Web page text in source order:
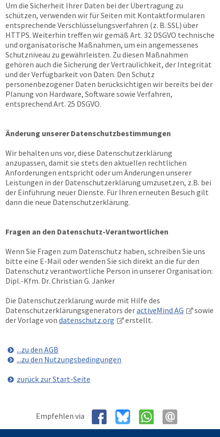
Um die Sicherheit Ihrer Daten bei der Übertragung zu
schützen, verwenden wir für Seiten mit Kontaktformularen
entsprechende Verschlüsselungsverfahren (z. B. SSL) über
HTTPS. Weiterhin treffen wir gemäß Art. 32 DSGVO technische
und organisatorische Maßnahmen, um ein angemessenes
Schutzniveau zu gewährleisten. Zu diesen Maßnahmen
gehören auch die Sicherung der Vertraulichkeit, der Integrität
und der Verfügbarkeit von Daten. Den Schutz
personenbezogener Daten berücksichtigen wir bereits bei der
Planung von Hardware, Software sowie Verfahren,
entsprechend Art. 25 DSGVO.
Änderung unserer Datenschutzbestimmungen
Wir behalten uns vor, diese Datenschutzerklärung
anzupassen, damit sie stets den aktuellen rechtlichen
Anforderungen entspricht oder um Änderungen unserer
Leistungen in der Datenschutzerklärung umzusetzen, z.B. bei
der Einführung neuer Dienste. Für Ihren erneuten Besuch gilt
dann die neue Datenschutzerklärung.
Fragen an den Datenschutz-Verantwortlichen
Wenn Sie Fragen zum Datenschutz haben, schreiben Sie uns
bitte eine E-Mail oder wenden Sie sich direkt an die für den
Datenschutz verantwortliche Person in unserer Organisation:
Dipl.-Kfm. Dr. Christian G. Janker
Die Datenschutzerklärung wurde mit Hilfe des
Datenschutzerklärungsgenerators deractiveMind AG
sowie
der Vorlage von datenschutz.org erstellt.
...zu den AGB
...zu den Nutzungsbedingungen
zurück zur Start-Seite
Empfehlen via